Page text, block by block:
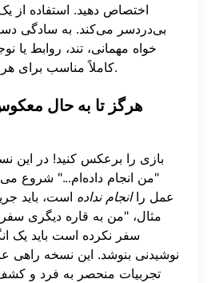
اختصاص دهید. استفاده از یک
بی‌دردسر می‌کند. به سادگی
خواه مهمانی، تند، روابط یا
کاملاً مناسب برای هر رویداد را دریافت کنید.
هرگز تا به حال
بازی را برعکس کنید! در این
"من انجام داده‌ام..." شروع
عمل راانجام نداده است، باید
مثال، "من به قاره دیگری
سفر نکرده است باید یک
نوشیدنی بنوشد. این نسخه راهی
تجربیات منحصر به فرد و